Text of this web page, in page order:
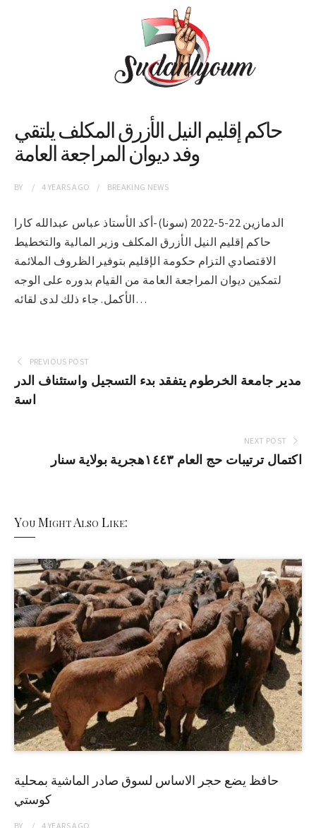
حاكم إقليم النيل الأزرق المكلف يلتقي
وفد ديوان المراجعة العامة
BY 4 YEARSAGO BREAKING NEWS
الدمازين 22-5-2022 (سونا)-أكد الأستاذ عباس عبدالله كارا
حاكم إقليم النيل الأزرق المكلف وزير المالية والتخطيط
الاقتصادي التزام حكومة الإقليم بتوفير الظروف الملائمة
لتمكين ديوان المراجعة العامة من القيام بدوره على الوجه
الأكمل. جاء ذلك لدى لقائه…
PREVIOUS POST
مدير جامعة الخرطوم يتفقد بدء التسجيل واستئناف الدر
اسة
NEXT POST
اكتمال ترتيبات حج العام ١٤٤٣هجرية بولاية سنار
You Might Also Like:
حافظ يضع حجر الاساس لسوق صادر الماشية بمحلية
كوستي
BY 4 YEARSAGO